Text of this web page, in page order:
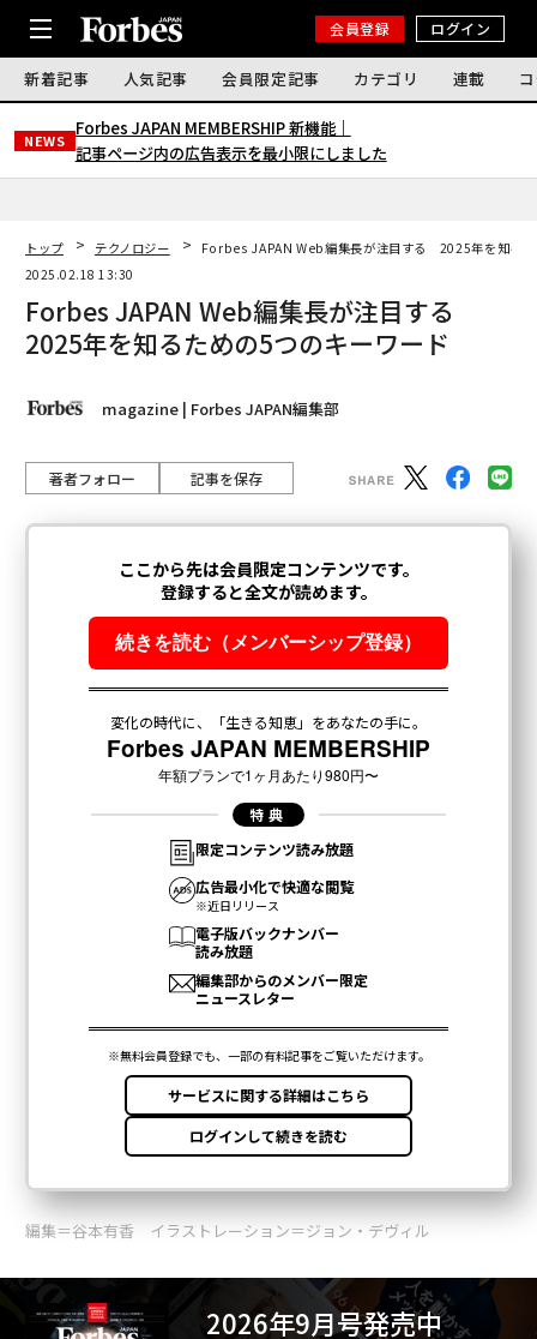
会員登録 ログイン
新着記事 人気記事 会員限定記事 カテゴリ 連載
NEWS
Forbes JAPAN MEMBERSHIP 新機能｜
記事ページ内の広告表示を最小限にしました
トップ テクノロジー
Forbes JAPAN Web編集長が注目する 2025年を知るた
2025.02.18 13:30
Forbes JAPAN Web編集長が注目する
2025年を知るための5つのキーワード
magazine | Forbes JAPAN編集部
著者フォロー 記事を保存
編集＝谷本有香 イラストレーション＝ジョン・デヴィル
2026年9月号発売中